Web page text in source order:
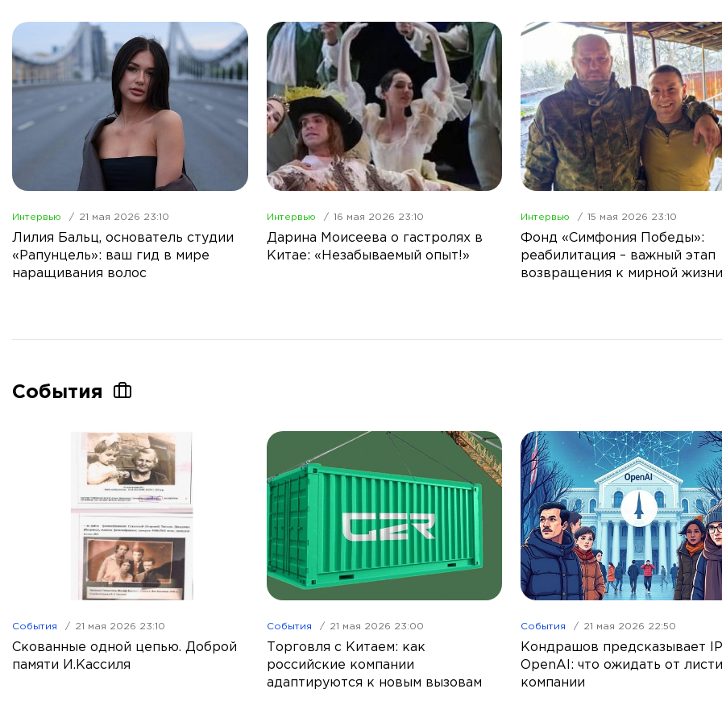
Интервью 21 мая 2026 23:10
Лилия Бальц, основатель студии
«Рапунцель»: ваш гид в мире
наращивания волос
Интервью 16 мая 2026 23:10
Дарина Моисеева о гастролях в
Китае: «Незабываемый опыт!»
Интервью 15 мая 2026 23:10
Фонд «Симфония Победы»:
реабилитация – важный этап
возвращения к мирной жизни
События
События 21 мая 2026 23:10
Скованные одной цепью. Доброй
памяти И.Кассиля
События 21 мая 2026 23:00
Торговля с Китаем: как
российские компании
адаптируются к новым вызовам
События 21 мая 2026 22:50
Кондрашов предсказывает
OpenAI: что ожидать от
компании